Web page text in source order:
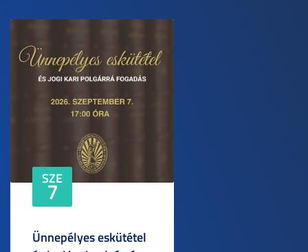
SZE
7
Ünnepélyes eskütétel